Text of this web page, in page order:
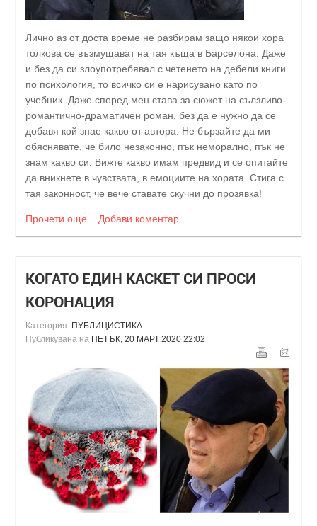
Лично аз от доста време не разбирам защо някои хора
толкова се възмущават на тая къща в Барселона. Даже
и без да си злоупотребявал с четенето на дебели книги
по психология, то всичко си е нарисувано като по
учебник. Даже според мен става за сюжет на сълзливо-
романтично-драматичен роман, без да е нужно да се
добавя кой знае какво от автора. Не бързайте да ми
обяснявате, че било незаконно, пък неморално, пък не
знам какво си. Вижте какво имам предвид и се опитайте
да вникнете в чувствата, в емоциите на хората. Стига с
тая законност, че вече ставате скучни до прозявка!
Прочети още... Добави коментар
КОГАТО ЕДИН КАСКЕТ СИ ПРОСИ
КОРОНАЦИЯ
Категория: ПУБЛИЦИСТИКА
Публикувана на ПЕТЪК, 20 МАРТ 2020 22:02